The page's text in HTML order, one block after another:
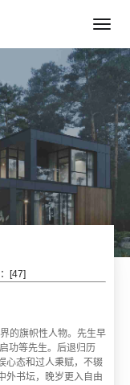
[47]
的旗帜性人物。先生早
功等先生。后退归历
心态和过人秉赋，不辍
外书坛，晚岁更入自由